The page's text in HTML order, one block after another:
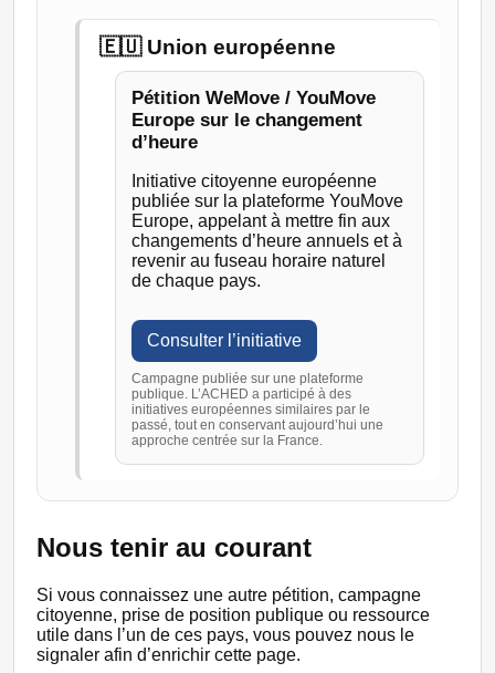
🇪🇺 Union européenne
Pétition WeMove / YouMove
Europe sur le changement
d’heure
Initiative citoyenne européenne
publiée sur la plateforme YouMove
Europe, appelant à mettre fin aux
changements d’heure annuels et à
revenir au fuseau horaire naturel
de chaque pays.
Consulter l’initiative
Campagne publiée sur une plateforme
publique. L’ACHED a participé à des
initiatives européennes similaires par le
passé, tout en conservant aujourd’hui une
approche centrée sur la France.
Nous tenir au courant
Si vous connaissez une autre pétition, campagne
citoyenne, prise de position publique ou ressource
utile dans l’un de ces pays, vous pouvez nous le
signaler afin d’enrichir cette page.